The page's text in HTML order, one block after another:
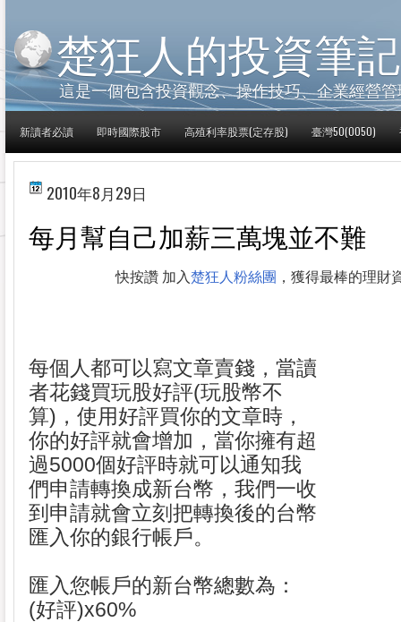
楚狂人的投資筆記
這是一個包含投資觀念、操作技巧、企業經營
新讀者必讀 即時國際股市 高殖利率股票(定存股) 臺灣50(0050)
2010年8月29日
每月幫自己加薪三萬塊並不難
快按讚 加入楚狂人粉絲團 ，獲得最棒的理財
每個人都可以寫文章賣錢，當讀
者花錢買玩股好評(玩股幣不
算)，使用好評買你的文章時，
你的好評就會增加，當你擁有超
過5000個好評時就可以通知我
們申請轉換成新台幣，我們一收
到申請就會立刻把轉換後的台幣
匯入你的銀行帳戶。
匯入您帳戶的新台幣總數為：
(好評)x60%